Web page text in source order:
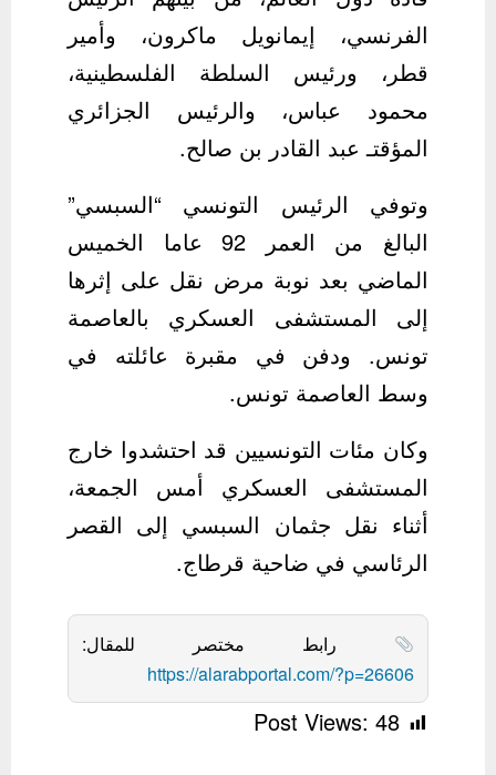
الفرنسي، إيمانويل ماكرون، وأمير
قطر، ورئيس السلطة الفلسطينية،
محمود عباس، والرئيس الجزائري
المؤقتـ عبد القادر بن صالح.
وتوفي الرئيس التونسي “السبسي”
البالغ من العمر 92 عاما الخميس
الماضي بعد نوبة مرض نقل على إثرها
إلى المستشفى العسكري بالعاصمة
تونس. ودفن في مقبرة عائلته في
وسط العاصمة تونس.
وكان مئات التونسيين قد احتشدوا خارج
المستشفى العسكري أمس الجمعة،
أثناء نقل جثمان السبسي إلى القصر
الرئاسي في ضاحية قرطاج.
رابط مختصر للمقال:
https://alarabportal.com/?p=26606
Post Views: 48